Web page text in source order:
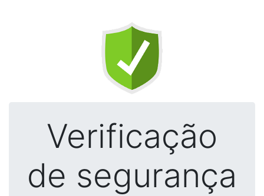
Verificação
de segurança